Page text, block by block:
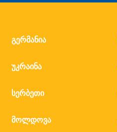
გერმანია
უკრაინა
სერბეთი
მოლდოვა